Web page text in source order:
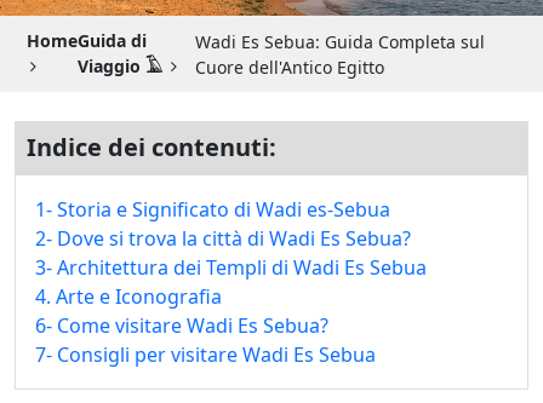
Guida di Viaggio 𓉔
Guida di Viaggio Giordania
HomeGuida di
Viaggio 𓄿
Wadi Es Sebua: Guida Completa sul
Cuore dell'Antico Egitto
Indice dei contenuti:
1- Storia e Significato di Wadi es-Sebua
2- Dove si trova la città di Wadi Es Sebua?
3- Architettura dei Templi di Wadi Es Sebua
4. Arte e Iconografia
6- Come visitare Wadi Es Sebua?
7- Consigli per visitare Wadi Es Sebua